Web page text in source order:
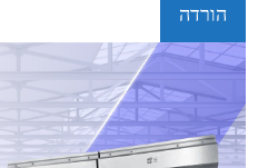
הורדה